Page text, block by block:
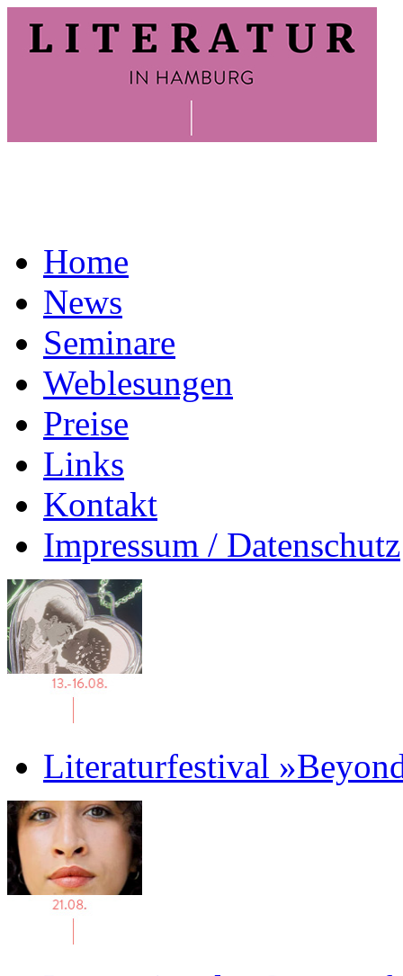
Home
News
Seminare
Weblesungen
Preise
Links
Kontakt
Impressum / Datenschutz
Literaturfestival